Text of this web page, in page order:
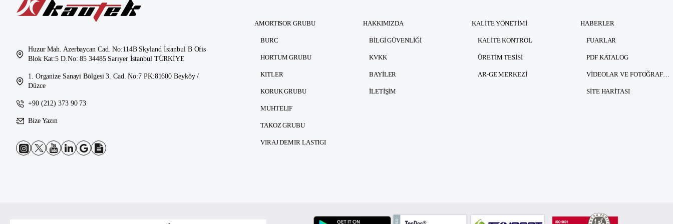
Huzur Mah. Azerbaycan Cad. No:114B Skyland İstanbul B Ofis
Blok Kat:5 D.No: 85 34485 Sarıyer İstanbul TÜRKİYE
1. Organize Sanayi Bölgesi 3. Cad. No:7 PK:81600 Beyköy /
Düzce
+90 (212) 373 90 73
Bize Yazın
AMORTISOR GRUBU
BURC
HORTUM GRUBU
KITLER
KORUK GRUBU
MUHTELIF
TAKOZ GRUBU
VIRAJ DEMIR LASTIGI
HAKKIMIZDA
BILGI GÜVENLIĞI
KVKK
BAYILER
İLETIŞIM
KALITE YÖNETIMI
KALITE KONTROL
ÜRETIM TESISI
AR-GE MERKEZI
HABERLER
FUARLAR
PDF KATALOG
VIDEOLAR VE FOTOĞRAFLAR
SITE HARITASI